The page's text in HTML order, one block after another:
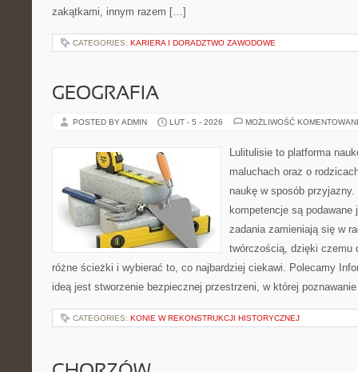
zakątkami, innym razem […]
CATEGORIES: KARIERA I DORADZTWO ZAWODOWE
GEOGRAFIA
POSTED BY ADMIN LUT - 5 - 2026 MOŻLIWOŚĆ
Lulitulisie to platforma
maluchach oraz o
naukę w sposób
kompetencje są
zadania zamieniają się w
twórczością, dzięki czemu
różne ścieżki i wybierać to, co najbardziej ciekawi. Polecamy
ideą jest stworzenie bezpiecznej przestrzeni, w której
CATEGORIES: KONIE W REKONSTRUKCJI HISTORYCZNEJ